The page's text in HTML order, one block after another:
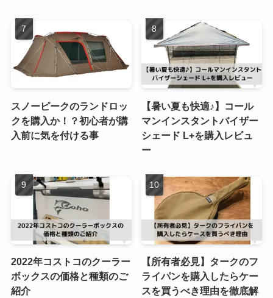
スノーピークのランドロッ
クを購入か！？初心者が購
入前に気を付ける事
【暑い夏も快適♪】コール
マンインスタントバイザー
シェード L+を購入レビュ
ー
2022年コストコのクーラー
ボックスの価格と種類のご
紹介
【所有者必見】タークのフ
ライパンを購入したらケー
スを買うべき理由を徹底解